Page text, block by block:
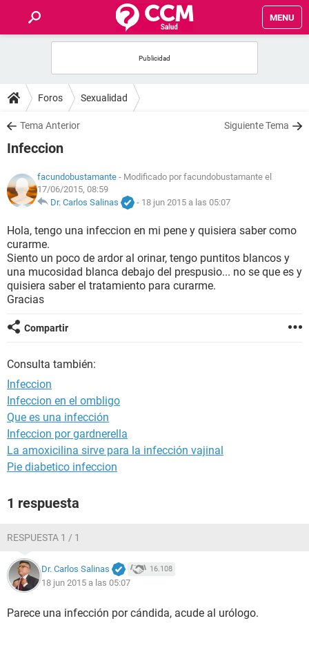
MENU
FOROS
SALUD
NUTRICIÓN
BIENESTAR
SEXUALIDAD
GLOSARIO
Foros Sexualidad
Tema Anterior Siguiente Tema
Infeccion
facundobustamante- Modificado por facundobustamante el
17/06/2015, 08:59
Dr. Carlos Salinas
- 18 jun 2015 a las 05:07
Hola, tengo una infeccion en mi pene y quisiera saber como
curarme.
Siento un poco de ardor al orinar, tengo puntitos blancos y
una mucosidad blanca debajo del prespusio... no se que es y
quisiera saber el tratamiento para curarme.
Gracias
Compartir
Consulta también:
Infeccion
Infeccion en el ombligo
Que es una infección
Infeccion por gardnerella
La amoxicilina sirve para la infección vajinal
Pie diabetico infeccion
1 respuesta
RESPUESTA 1 / 1
Dr. Carlos Salinas 16.108
18 jun 2015 a las 05:07
Parece una infección por cándida, acude al urólogo.